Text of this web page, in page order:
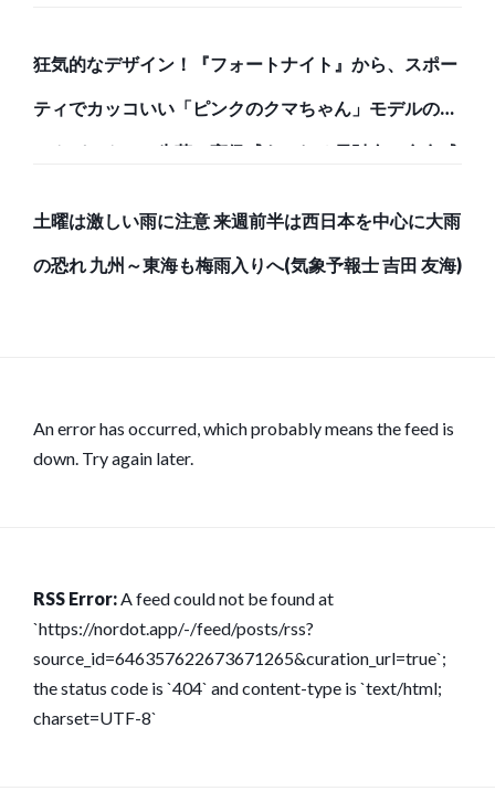
狂気的なデザイン！『フォートナイト』から、スポー
ティでカッコいい「ピンクのクマちゃん」モデルのバ
ックパックと、牛革で高級感あふれる長財布で存在感
土曜は激しい雨に注意 来週前半は西日本を中心に大雨
の恐れ 九州～東海も梅雨入りへ(気象予報士 吉田 友海)
An error has occurred, which probably means the feed is
down. Try again later.
RSS Error:A feed could not be found at
`https://nordot.app/-/feed/posts/rss?
source_id=646357622673671265&curation_url=true`;
the status code is `404` and content-type is `text/html;
charset=UTF-8`